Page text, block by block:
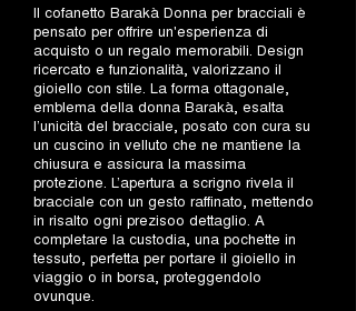
Il cofanetto Barakà Donna per bracciali è
pensato per offrire un'esperienza di
acquisto o un regalo memorabili. Design
ricercato e funzionalità, valorizzano il
gioiello con stile. La forma ottagonale,
emblema della donna Barakà, esalta
l’unicità del bracciale, posato con cura su
un cuscino in velluto che ne mantiene la
chiusura e assicura la massima
protezione. L’apertura a scrigno rivela il
bracciale con un gesto raffinato, mettendo
in risalto ogni prezisoo dettaglio. A
completare la custodia, una pochette in
tessuto, perfetta per portare il gioiello in
viaggio o in borsa, proteggendolo
ovunque.